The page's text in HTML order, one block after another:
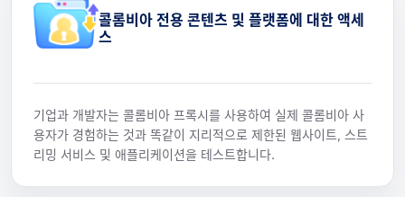
콜롬비아 전용 콘텐츠 및 플랫폼에 대한 액세
스
기업과 개발자는 콜롬비아 프록시를 사용하여 실제 콜롬비아 사
용자가 경험하는 것과 똑같이 지리적으로 제한된 웹사이트, 스트
리밍 서비스 및 애플리케이션을 테스트합니다.